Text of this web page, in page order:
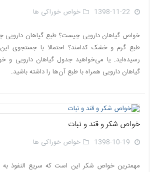
خواص خوراکی ها
خواص گیاهان دارویی چیست؟ طبع گیاهان دارویی
طبع گرم و خشک کدامند؟ احتمالا با جستجوی
رسیده‌اید. یا می‌خواهید جدول گیاهان دارویی و
گیاهان دارویی همراه با طبع آن‌ها را داشته باشید.
خواص شکر و قند و نبات
خواص خوراکی ها
مهمترین خواص شکر این است که سريع النفوذ